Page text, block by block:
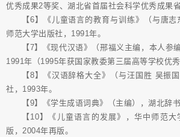
优秀成果2等奖、湖北省首届社会科学优秀成果省
【6】《儿童语言的教育与训练》（与唐
师范大学出版社，1991年。
【7】《现代汉语》（邢福义主编，本人参
1991年（1995年获国家教委第三届高等学校优秀
【8】《汉语辞格大全》（与汪国胜 吴振
社，1993年。
【9】《学生成语词典》（主编），湖北辞
【10】《儿童语言的发展》，华中师范
版，2004年再版。